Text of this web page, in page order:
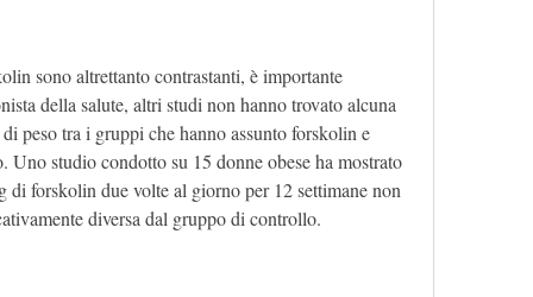
sono altrettanto contrastanti, è importante
della salute, altri studi non hanno trovato alcuna
peso tra i gruppi che hanno assunto forskolin e
Uno studio condotto su 15 donne obese ha mostrato
di forskolin due volte al giorno per 12 settimane non
diversa dal gruppo di controllo.